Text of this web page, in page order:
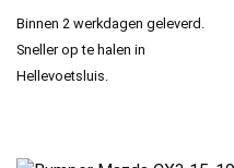
Binnen 2 werkdagen geleverd.
Sneller op te halen in
Hellevoetsluis.